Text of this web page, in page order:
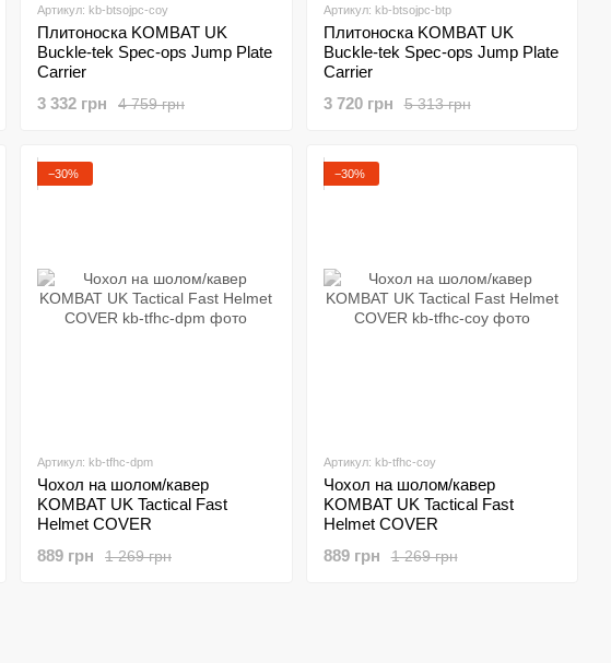
Артикул: kb-btsojpc-coy
Плитоноска KOMBAT UK
Buckle-tek Spec-ops Jump Plate
Carrier
4 759 грн
3 332 грн
Артикул: kb-btsojpc-btp
Плитоноска KOMBAT UK
Buckle-tek Spec-ops Jump Plate
Carrier
5 313 грн
3 720 грн
−30%
Артикул: kb-tfhc-dpm
Чохол на шолом/кавер
KOMBAT UK Tactical Fast
Helmet COVER
1 269 грн
889 грн
−30%
Артикул: kb-tfhc-coy
Чохол на шолом/кавер
KOMBAT UK Tactical Fast
Helmet COVER
1 269 грн
889 грн